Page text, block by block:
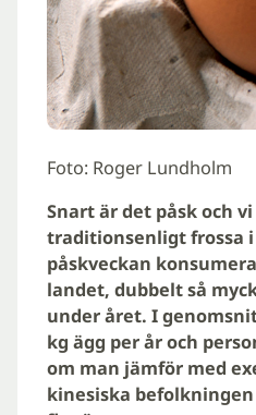
Foto: Roger Lundholm
Snart är det påsk och
traditionsenligt frossa i
påskveckan
landet, dubbelt så
under året. I
kg ägg per år och
om man jämför med
kinesiska